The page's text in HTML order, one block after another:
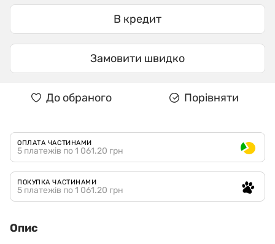
В кредит
Замовити швидко
До обраного Порівняти
ОПЛАТА ЧАСТИНАМИ
5 платежів по 1 061.20 грн
ПОКУПКА ЧАСТИНАМИ
5 платежів по 1 061.20 грн
Опис